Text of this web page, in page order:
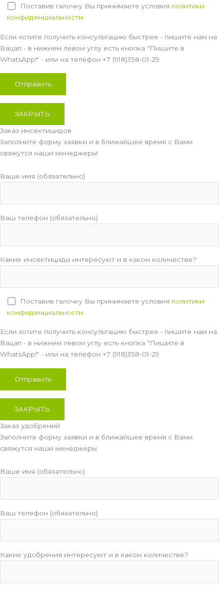
Поставив галочку Вы принимаете условия политики
конфиденциальности
Если хотите получить консультацию быстрее - пишите нам на
Вацап - в нижнем левом углу есть кнопка "Пишите в
WhatsApp!" - или на телефон +7 (918)358-01-29
ЗАКРЫТЬ
Заказ инсектицидов
Заполните форму заявки и в ближайшее время с Вами
свяжутся наши менеджеры!
Ваше имя (обязательно)
Ваш телефон (обязательно)
Какие инсектициды интересуют и в каком количестве?
Поставив галочку Вы принимаете условия политики
конфиденциальности
Если хотите получить консультацию быстрее - пишите нам на
Вацап - в нижнем левом углу есть кнопка "Пишите в
WhatsApp!" - или на телефон +7 (918)358-01-29
ЗАКРЫТЬ
Заказ удобрений
Заполните форму заявки и в ближайшее время с Вами
свяжутся наши менеджеры
Ваше имя (обязательно)
Ваш телефон (обязательно)
Какие удобрения интересуют и в каком количестве?